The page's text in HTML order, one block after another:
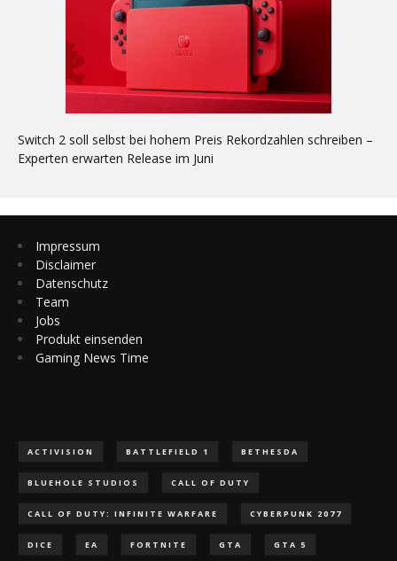
Switch 2 soll selbst bei hohem Preis Rekordzahlen schreiben –
Experten erwarten Release im Juni
Impressum
Disclaimer
Datenschutz
Team
Jobs
Produkt einsenden
Gaming News Time
ACTIVISION BATTLEFIELD 1 BETHESDA
BLUEHOLE STUDIOS CALL OF DUTY
CALL OF DUTY: INFINITE WARFARE CYBERPUNK 2077
DICE EA FORTNITE GTA GTA 5